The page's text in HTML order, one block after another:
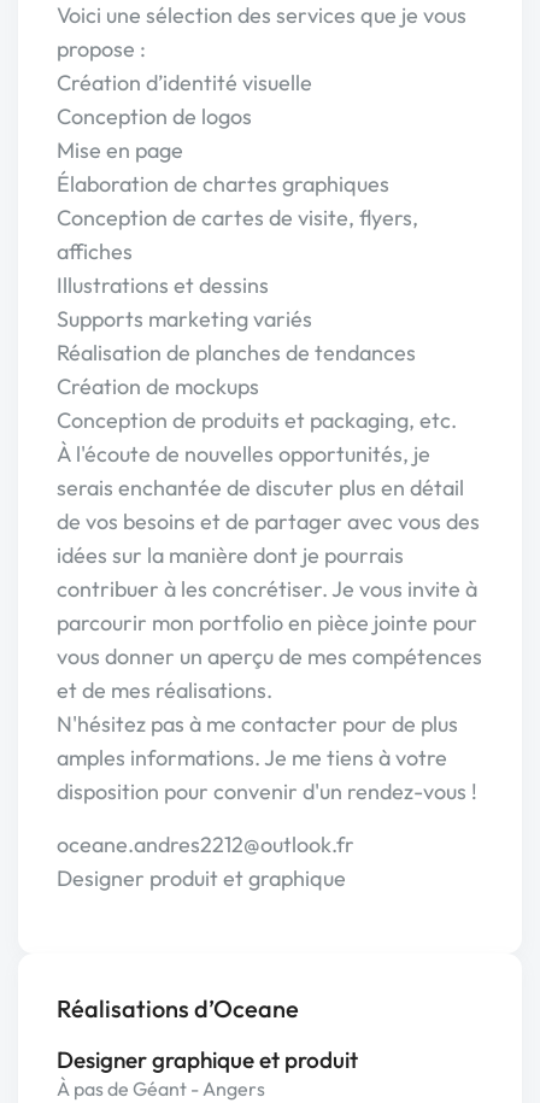
Voici une sélection des services que je vous
propose :
Création d’identité visuelle
Conception de logos
Mise en page
Élaboration de chartes graphiques
Conception de cartes de visite, flyers,
affiches
Illustrations et dessins
Supports marketing variés
Réalisation de planches de tendances
Création de mockups
Conception de produits et packaging, etc.
À l'écoute de nouvelles opportunités, je
serais enchantée de discuter plus en détail
de vos besoins et de partager avec vous des
idées sur la manière dont je pourrais
contribuer à les concrétiser. Je vous invite à
parcourir mon portfolio en pièce jointe pour
vous donner un aperçu de mes compétences
et de mes réalisations.
N'hésitez pas à me contacter pour de plus
amples informations. Je me tiens à votre
disposition pour convenir d'un rendez-vous !
oceane.andres2212@outlook.fr
Designer produit et graphique
Réalisations d’Oceane
Designer graphique et produit
À pas de Géant - Angers